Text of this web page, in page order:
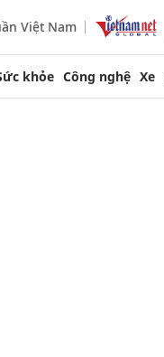
Việt Nam
khỏe Công nghệ Xe